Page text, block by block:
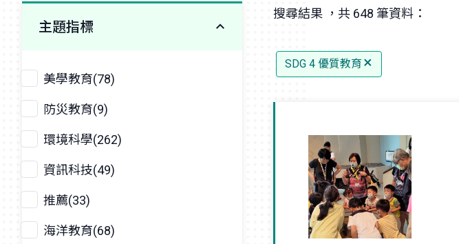
主題指標
美學教育(78)
防災教育(9)
環境科學(262)
資訊科技(49)
推薦(33)
海洋教育(68)
搜尋結果 ，共 648 筆資料：
SDG 4 優質教育